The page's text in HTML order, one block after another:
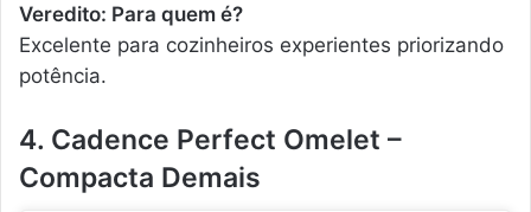
Veredito: Para quem é?
Excelente para cozinheiros experientes priorizando
potência.
4. Cadence Perfect Omelet –
Compacta Demais